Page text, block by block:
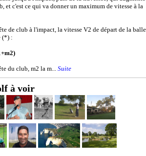
et c'est ce qui va donner un maximum de vitesse à la
de club à l'impact, la vitesse V2 de départ de la balle
(*) :
du club, m2 la m... Suite
à voir